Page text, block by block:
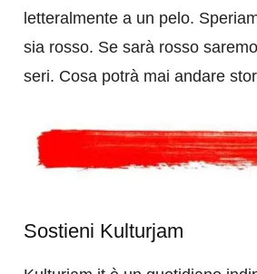
letteralmente a un pelo.
sia rosso. Se sarà rosso
seri. Cosa potrà mai andare
Sostieni Kulturjam